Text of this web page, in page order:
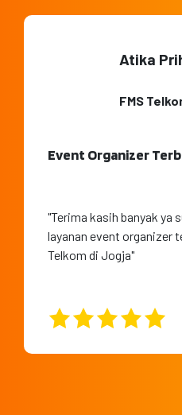
Event Organizer
"Terima kasih banyak ya
layanan event organizer
Telkom di Jogja"
Atika
FMS